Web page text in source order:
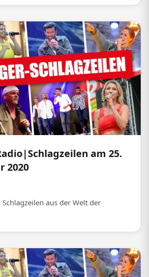
am 25.
2020
aus der Welt der